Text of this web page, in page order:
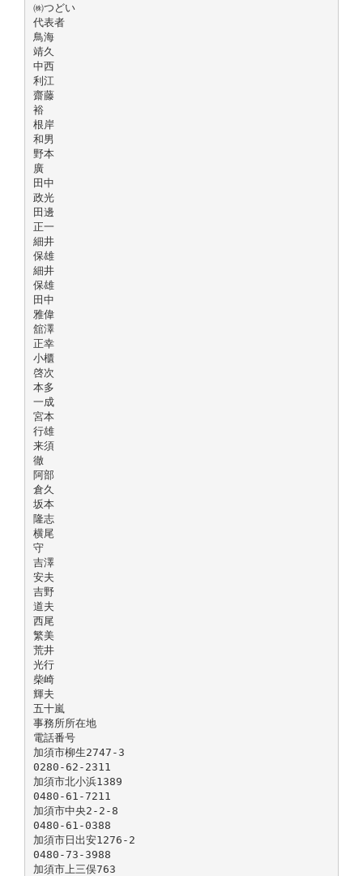
㈱つどい
代表者
鳥海
靖久
中西
利江
齋藤
裕
根岸
和男
野本
廣
田中
政光
田邊
正一
細井
保雄
細井
保雄
田中
雅偉
舘澤
正幸
小櫃
啓次
本多
一成
宮本
行雄
来須
徹
阿部
倉久
坂本
隆志
横尾
守
吉澤
安夫
吉野
道夫
西尾
繁美
荒井
光行
柴崎
輝夫
五十嵐
事務所所在地
電話番号
加須市柳生2747-3
0280-62-2311
加須市北小浜1389
0480-61-7211
加須市中央2-2-8
0480-61-0388
加須市日出安1276-2
0480-73-3988
加須市上三俣763